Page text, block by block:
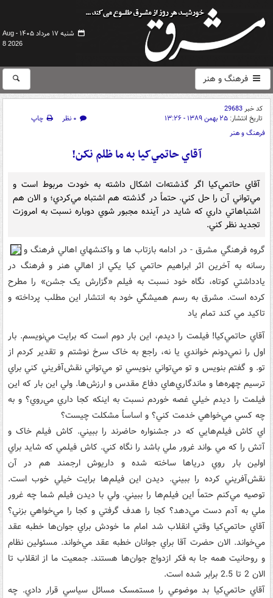
شنبه ۱۷ مرداد ۱۴۰۵ -
Aug
8 2026
فرهنگ و هنر
کد خبر29683
تاریخ انتشار: ۲۵ بهمن ۱۳۸۹ - ۱۳:۲۶ ۰ نظر
چاپ
فرهنگ و هنر
آقاي حاتمي‌کيا به ما ظلم نکن!
آقاي حاتمي‌کيا اگر گذشته‌ات اشکال داشته به خودت مربوط است و
مي‌تواني آن را حل کني. حتماً در گذشته‌ هم اشتباه مي‌کردي؛ و الان هم
اشتباهاتي داري که شايد در آينده مجبور شوي دوباره نسبت به امروزت
تجديد نظر کني.
گروه فرهنگي مشرق - در ادامه بازتاب ها و واکنشهاي اهالي فرهنگ و
رسانه به آخرين اثر ابراهيم حاتمي کيا يکي از اهالي هنر و فرهنگ در
يادداشتي کوتاه، نگاه خود نسبت به فيلم «گزارش يک جشن» را مطرح
کرده است. مشرق به رسم هميشگي خود به انتشار اين مطلب پرداخته و
تاکيد مي کند تمام ياد
آقاي حاتمي‌کيا! فيلمت را ديدم، اين بار دوم است که برايت مي‌نويسم. بار
اول را نمي‌دونم خواندي يا نه، راجع به خاک سرخ نوشتم و تقدير کردم از
تو. و گفتم بنويس و تو مي‌تواني بنويسي تو مي‌تواني نقش‌آفريني کني براي
ترسيم چهره‌ها و ماندگاري‌هاي دفاع مقدس و ارزش‌ها. ولي اين بار که اين
فيلمت را ديدم خيلي غصه خوردم نسبت به اينکه کجا داري مي‌روي؟ و به
چه کسي مي‌خواهي خدمت کني؟ و اساساً مشکلت چيست؟
اي کاش فيلم‌هايي که در جشنواره حاضرند را ببيني. کاش فيلم خاک و
آتش را که مي ـواند غرور ملي باشد را نگاه کني. کاش فيلمي که شايد براي
اولين بار روي درياها ساخته شده و داريوش ارجمند هم در آن
نقش‌آفريني کرده را ببيني. ديدن اين فيلم‌ها برايت خيلي خوب است.
توصيه مي‌کنم حتماً اين فيلم‌ها را ببيني. ولي با ديدن فيلم شما چه غرور
ملي به آدم دست مي‌دهد؟ کجا را هدف گرفتي و کجا را مي‌خواهي بزني؟
آقاي حاتمي‌کيا وقتي انقلاب شد امام ما خودش براي جوان‌ها خطبه عقد
مي‌خواند. الان حضرت آقا براي جوانان خطبه عقد مي‌خواند. مسئولين نظام
و روحانيت همه جا به فکر ازدواج جوان‌ها هستند. جمعيت ما از انقلاب تا
الان 2 تا 2.5 برابر شده است.
آقاي حاتمي‌کيا بد موضوعي را مستمسک مسائل سياسي قرار دادي. چه